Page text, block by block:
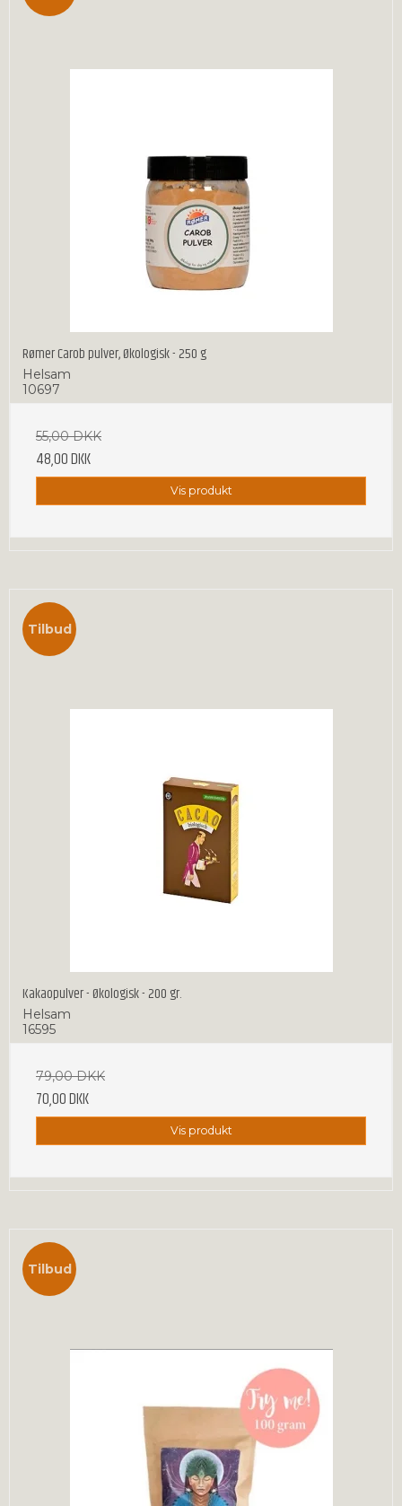
Rømer Carob pulver, Økologisk - 250 g
Helsam
10697
55,00 DKK
48,00 DKK
Vis produkt
Tilbud
Kakaopulver - Økologisk - 200 gr.
Helsam
16595
79,00 DKK
70,00 DKK
Vis produkt
Tilbud